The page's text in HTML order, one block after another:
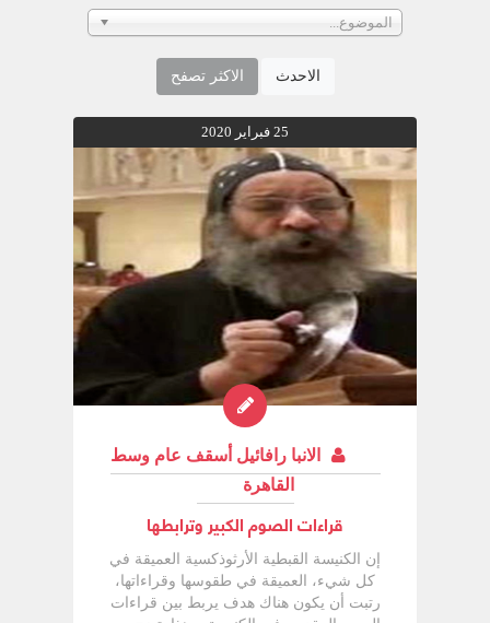
الموضوع...
الاحدث الاكثر تصفح
25 فبراير 2020
الانبا رافائيل أسقف عام وسط
القاهرة
قراءات الصوم الكبير وترابطها
إن الكنيسة القبطية الأرثوذكسية العميقة في
كل شيء، العميقة في طقوسها وقراءاتها،
رتبت أن يكون هناك هدف يربط بين قراءات